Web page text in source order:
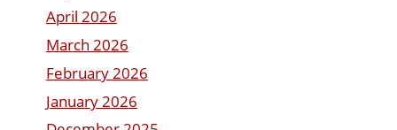
April 2026
March 2026
February 2026
January 2026